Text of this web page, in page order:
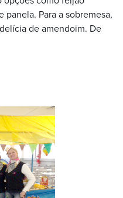
Para a sobremesa,
de amendoim. De